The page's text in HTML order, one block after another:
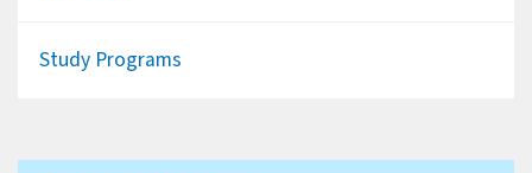
Study Programs